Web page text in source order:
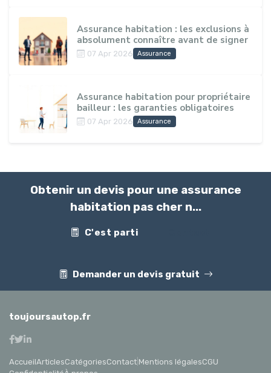
Assurance habitation : les exclusions à
absolument connaître avant de signer
07 Apr 2026 Assurance
Assurance habitation pour propriétaire
bailleur : les garanties obligatoires
07 Apr 2026 Assurance
Obtenir un devis pour une assurance
habitation pas cher n...
C'est parti
Demander un devis gratuit
toujoursautop.fr
AccueilArticlesCatégoriesContact Mentions légalesCGU